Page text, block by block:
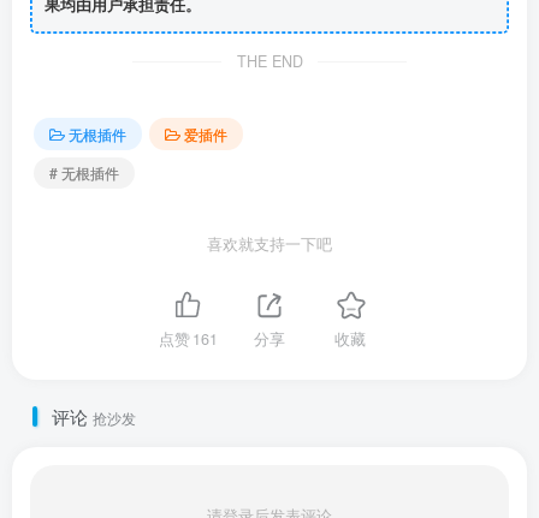
果均由用户承担责任。
THE END
无根插件
爱插件
# 无根插件
喜欢就支持一下吧
点赞161 分享 收藏
评论 抢沙发